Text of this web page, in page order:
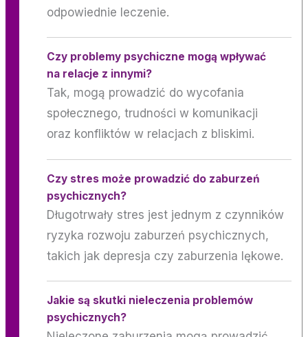
odpowiednie leczenie.
Czy problemy psychiczne mogą wpływać
na relacje z innymi?
Tak, mogą prowadzić do wycofania
społecznego, trudności w komunikacji
oraz konfliktów w relacjach z bliskimi.
Czy stres może prowadzić do zaburzeń
psychicznych?
Długotrwały stres jest jednym z czynników
ryzyka rozwoju zaburzeń psychicznych,
takich jak depresja czy zaburzenia lękowe.
Jakie są skutki nieleczenia problemów
psychicznych?